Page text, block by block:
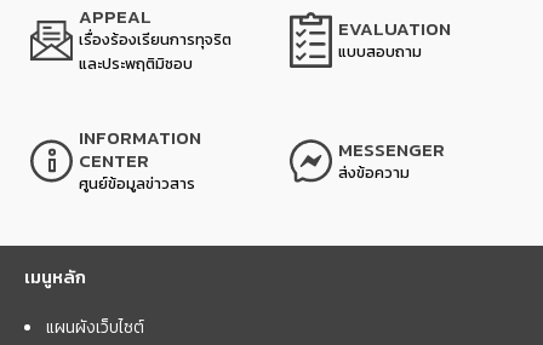
APPEAL
เรื่องร้องเรียนการทุจริต
และประพฤติมิชอบ
EVALUATION
แบบสอบถาม
INFORMATION
CENTER
ศูนย์ข้อมูลข่าวสาร
MESSENGER
ส่งข้อความ
เมนูหลัก
แผนผังเว็บไซต์